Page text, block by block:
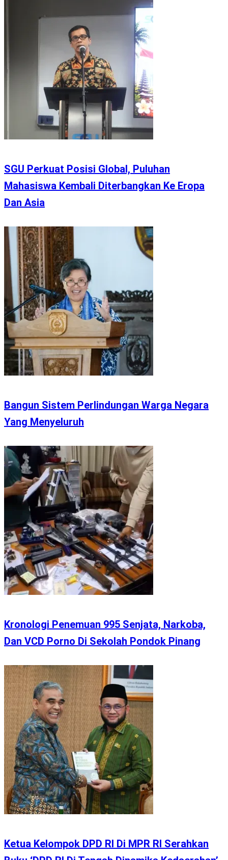
SGU Perkuat Posisi Global, Puluhan
Mahasiswa Kembali Diterbangkan Ke Eropa
Dan Asia
Bangun Sistem Perlindungan Warga Negara
Yang Menyeluruh
Kronologi Penemuan 995 Senjata, Narkoba,
Dan VCD Porno Di Sekolah Pondok Pinang
Ketua Kelompok DPD RI Di MPR RI Serahkan